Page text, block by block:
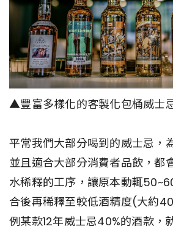
▲豐富多樣化的客製化包桶威士
平常我們大部分喝到的威士忌，
並且適合大部分消費者品飲，都
水稀釋的工序，讓原本動輒
合後再稀釋至較低酒精度(大約
例某款12年威士忌40%的酒款，